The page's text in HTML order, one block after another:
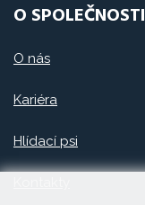
O SPOLEČNOSTI
O nás
Kariéra
Hlídací psi